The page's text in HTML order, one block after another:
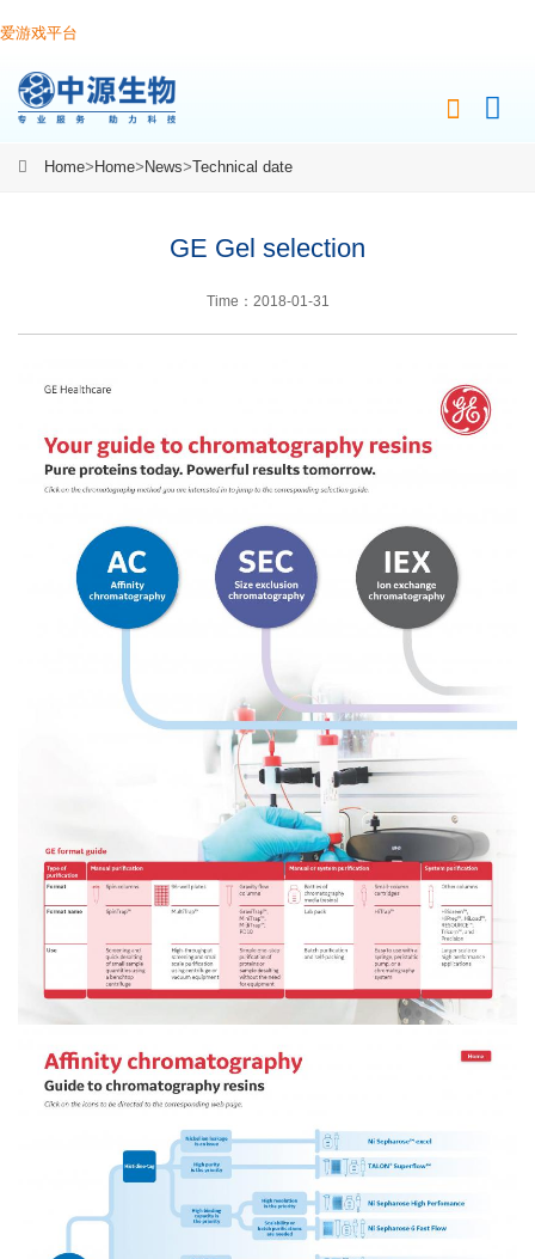
爱游戏平台
Home> Home> News>Technical date
GE Gel selection
Time：2018-01-31